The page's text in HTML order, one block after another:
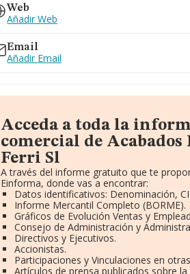
Web
Añadir Web
Email
Añadir Email
Acceda a toda la
comercial de Acabados
Ferri Sl
A través del informe gratuito que te
Einforma, donde vas a encontrar:
Datos identificativos: Denominación,
Informe Mercantil Completo (BORME).
Gráficos de Evolución Ventas y
Consejo de Administración y
Directivos y Ejecutivos.
Accionistas.
Participaciones y Vinculaciones en
Artículos de prensa publicados sobre la